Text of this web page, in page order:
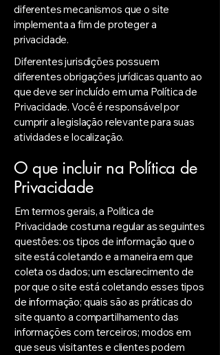
diferentes mecanismos que o site
implementa a fim de proteger a
privacidade.
Diferentes jurisdições possuem
diferentes obrigações jurídicas quanto ao
que deve ser incluído em uma Política de
Privacidade. Você é responsável por
cumprir a legislação relevante para suas
atividades e localização.
O que incluir na Política de
Privacidade
Em termos gerais, a Política de
Privacidade costuma regular as seguintes
questões: os tipos de informação que o
site está coletando e a maneira em que
coleta os dados; um esclarecimento de
por que o site está coletando esses tipos
de informação; quais são as práticas do
site quanto a compartilhamento das
informações com terceiros; modos em
que seus visitantes e clientes podem